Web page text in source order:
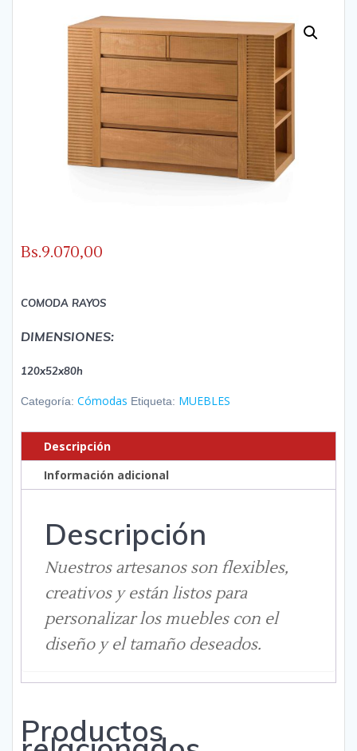
Bs.9.070,00
COMODA RAYOS
DIMENSIONES:
120x52x80h
Categoría: Cómodas Etiqueta: MUEBLES
Descripción
Información adicional
Descripción
Nuestros artesanos son flexibles,
creativos y están listos para
personalizar los muebles con el
diseño y el tamaño deseados.
Productos